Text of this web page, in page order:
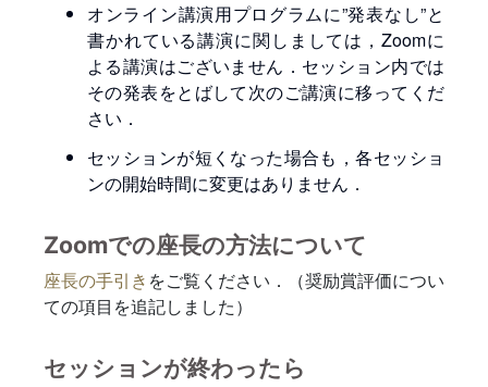
オンライン講演用プログラムに”発表なし”と
書かれている講演に関しましては，Zoomに
よる講演はございません．セッション内では
その発表をとばして次のご講演に移ってくだ
さい．
セッションが短くなった場合も，各セッショ
ンの開始時間に変更はありません．
Zoomでの座長の方法について
座長の手引き をご覧ください．（奨励賞評価につい
ての項目を追記しました）
セッションが終わったら